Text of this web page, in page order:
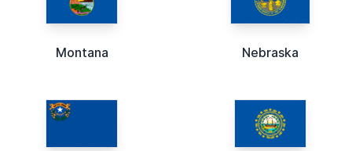
Montana Nebraska